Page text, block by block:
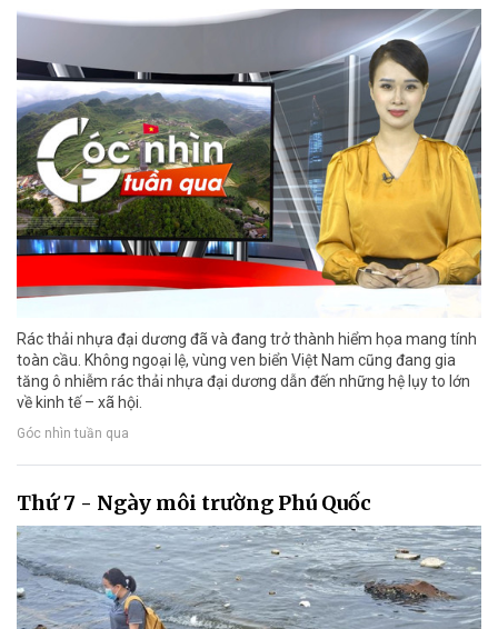
Rác thải nhựa đại dương đã và đang trở thành hiểm họa mang tính
toàn cầu. Không ngoại lệ, vùng ven biển Việt Nam cũng đang gia
tăng ô nhiễm rác thải nhựa đại dương dẫn đến những hệ lụy to lớn
về kinh tế – xã hội.
Góc nhìn tuần qua
Thứ 7 - Ngày môi trường Phú Quốc